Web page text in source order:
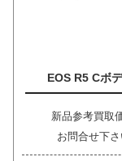
EOS R5 Cボ
新品参考買取
お問合せ下